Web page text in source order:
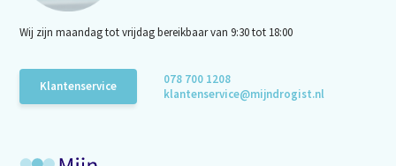
Wij zijn maandag tot vrijdag bereikbaar van 9:30 tot 18:00
Klantenservice
078 700 1208
klantenservice@mijndrogist.nl